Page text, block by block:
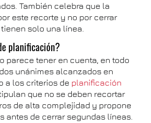
También celebra que la
este recorte y no por cerrar
solo una línea.
planificación?
parece tener en cuenta, en todo
unánimes alcanzados en
a los criterios de planificación
que no se deben recortar
de alta complejidad y propone
antes de cerrar segundas líneas.